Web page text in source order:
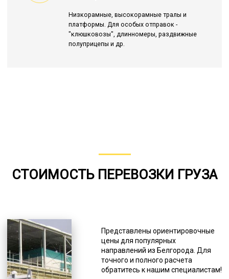
Низкорамные, высокорамные тралы и
платформы. Для особых отправок -
"клюшковозы", длинномеры, раздвижные
полуприцепы и др.
СТОИМОСТЬ ПЕРЕВОЗКИ ГРУЗА
Представлены ориентировочные
цены для популярных
направлений из Белгорода. Для
точного и полного расчета
обратитесь к нашим специалистам!